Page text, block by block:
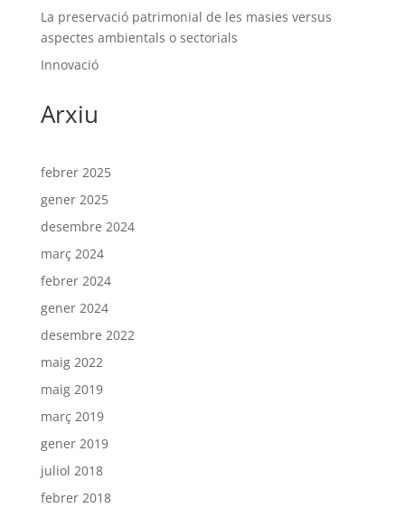
La preservació patrimonial de les masies versus
aspectes ambientals o sectorials
Innovació
Arxiu
febrer 2025
gener 2025
desembre 2024
març 2024
febrer 2024
gener 2024
desembre 2022
maig 2022
maig 2019
març 2019
gener 2019
juliol 2018
febrer 2018